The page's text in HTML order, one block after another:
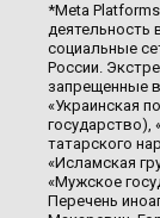
*Meta
деятельность
социальные
России.
запрещенные
«Украинская
татарского
«Исламская
«Мужское
Перечень